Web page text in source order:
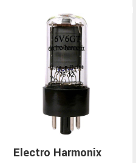
Electro Harmonix